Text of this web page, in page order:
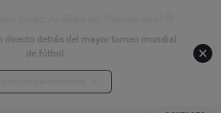
directo detrás del mayor torneo mundial
de fútbol.